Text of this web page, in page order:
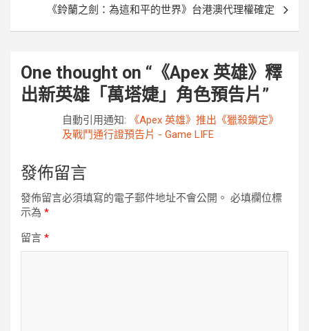
《鈴蘭之劍：為這和平的世界》台港澳代理權確定
One thought on “ 《Apex 英雄》釋
出新英雄「萬塔婕」角色預告片”
自動引用通知:
《Apex 英雄》推出《獵殺鎖定》
及戰鬥通行證預告片 - Game LIFE
發佈留言
發佈留言必須填寫的電子郵件地址不會公開。 必填欄位標
示為 *
留言 *